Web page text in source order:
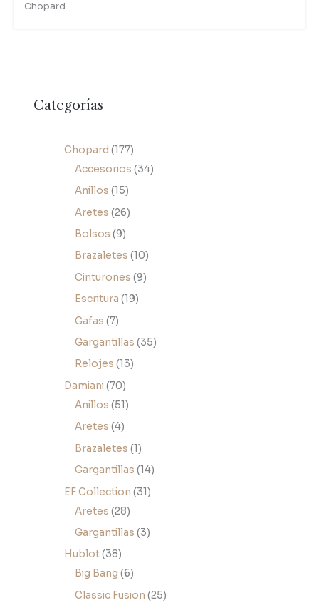
Categorías
Chopard 177
Accesorios 34
Anillos 15
Aretes 26
Bolsos 9
Brazaletes 10
Cinturones 9
Escritura 19
Gafas 7
Gargantillas 35
Relojes 13
Damiani 70
Anillos 51
Aretes 4
Brazaletes 1
Gargantillas 14
EF Collection 31
Aretes 28
Gargantillas 3
Hublot 38
Big Bang 6
Classic Fusion 25
Chopard